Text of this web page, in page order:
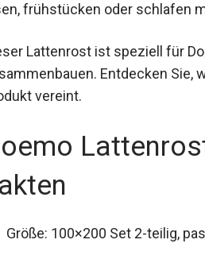
frühstücken oder schlafen
Lattenrost ist speziell für
Entdecken Sie,
vereint.
Größe: 100×200 Set 2-teilig,